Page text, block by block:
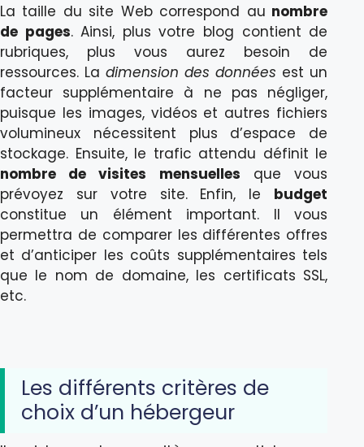
La taille du site Web correspond au nombre
de pages. Ainsi, plus votre blog contient de
rubriques, plus vous aurez besoin de
ressources. Ladimension des données est un
facteur supplémentaire à ne pas négliger,
puisque les images, vidéos et autres fichiers
volumineux nécessitent plus d’espace de
stockage. Ensuite, le trafic attendu définit le
nombre de visites mensuelles que vous
prévoyez sur votre site. Enfin, le budget
constitue un élément important. Il vous
permettra de comparer les différentes offres
et d’anticiper les coûts supplémentaires tels
que le nom de domaine, les certificats SSL,
etc.
Les différents critères de
choix d’un hébergeur